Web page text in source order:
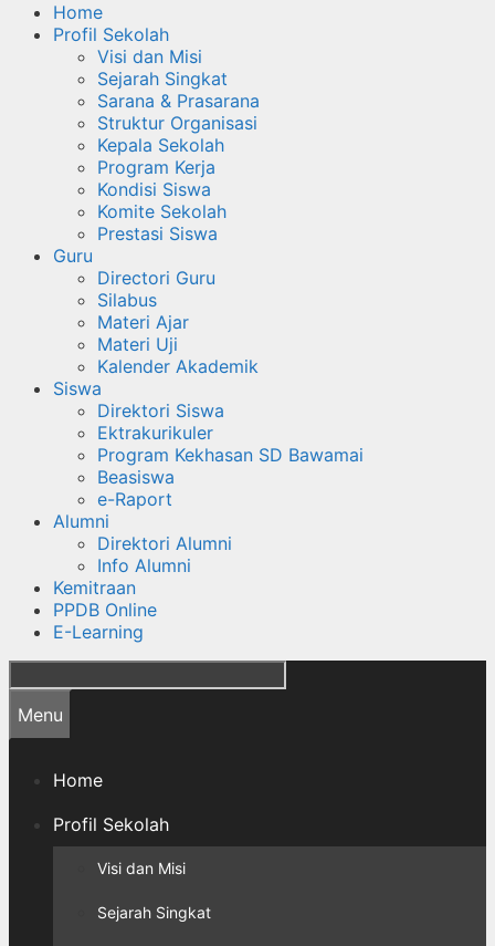
Home
Profil Sekolah
Visi dan Misi
Sejarah Singkat
Sarana & Prasarana
Struktur Organisasi
Kepala Sekolah
Program Kerja
Kondisi Siswa
Komite Sekolah
Prestasi Siswa
Guru
Directori Guru
Silabus
Materi Ajar
Materi Uji
Kalender Akademik
Siswa
Direktori Siswa
Ektrakurikuler
Program Kekhasan SD Bawamai
Beasiswa
e-Raport
Alumni
Direktori Alumni
Info Alumni
Kemitraan
PPDB Online
E-Learning
Cari
Menu
Home
Profil Sekolah
Visi dan Misi
Sejarah Singkat